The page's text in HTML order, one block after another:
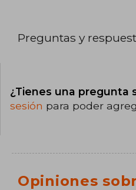
Preguntas y
¿Tienes una pregunta
sesión para poder
Opiniones